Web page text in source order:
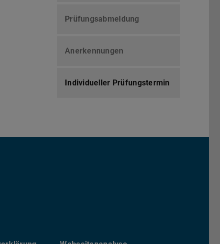
Prüfungsabmeldung
Anerkennungen
Individueller Prüfungstermin
Informatik der TU Darmstadt